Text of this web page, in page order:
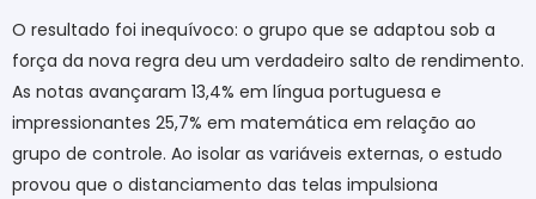
O resultado foi inequívoco: o grupo que se adaptou sob a
força da nova regra deu um verdadeiro salto de rendimento.
As notas avançaram 13,4% em língua portuguesa e
impressionantes 25,7% em matemática em relação ao
grupo de controle. Ao isolar as variáveis externas, o estudo
provou que o distanciamento das telas impulsiona